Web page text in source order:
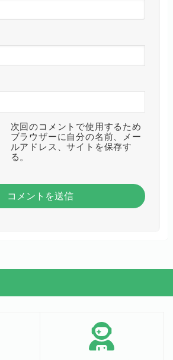
次回のコメントで使用するため
ブラウザーに自分の名前、メー
ルアドレス、サイトを保存す
る。